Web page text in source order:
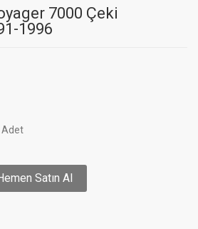
7000 Çeki
1996
Adet
Satın Al